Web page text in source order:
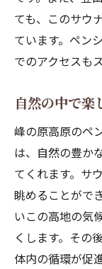
ても、このサウ
ています。ペン
でのアクセスも
自然の中で楽
峰の原高原のペ
は、自然の豊か
てくれます。サ
眺めることがで
いこの高地の気
くします。その
体内の循環が促